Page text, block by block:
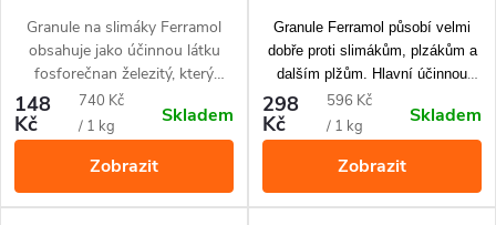
Granule na slimáky Ferramol
obsahuje jako účinnou látku
fosforečnan železitý, který
zlikviduje slimáky a plzáky, ale
není nebezpečný pro psy, kočky
a jiné domácí mazlíčky. Odolná
granulovaná forma odolává
dlouhodobě všem vnějším
vlivům. Přípravek je účinný proti
148
Kč
Měrná
cena:
740 Kč
/ 1 kg
Skladem
Zobrazit
Granule Ferramol působí velmi
dobře proti slimákům, plzákům a
dalším plžům. Hlavní účinnou
složkou přípravku je v přírodě
vyskytující se fosforečnan
železitý. Po aplikaci granulí
nemusíte mrtvé škůdce odklízet z
pole a dokonce nepotkáte ani
žádnou slizovou stopu. Ochrana
298
Kč
Měrná
cena:
596 Kč
/ 1 kg
Skladem
Zobrazit